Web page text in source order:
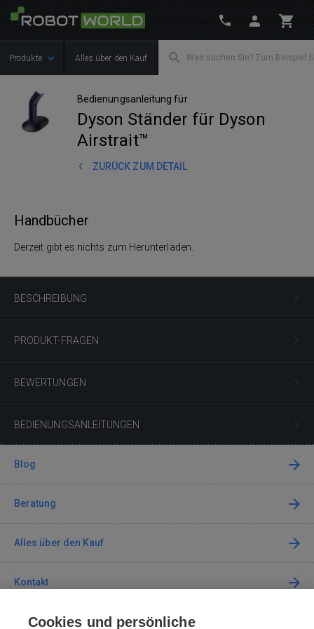
Produkte Alles über den Kauf
Bedienungsanleitung für
Dyson Ständer für Dyson
Airstrait™
ZURÜCK ZUM DETAIL
BESCHREIBUNG
PRODUKT-FRAGEN
BEWERTUNGEN
BEDIENUNGSANLEITUNGEN
Handbücher
Derzeit gibt es nichts zum Herunterladen.
Blog
Beratung
Alles über den Kauf
Kontakt
Cookies und persönliche